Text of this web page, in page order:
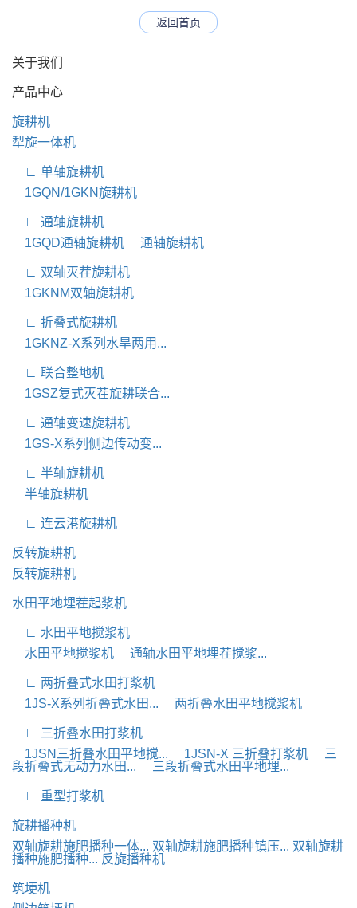
返回首页
关于我们
产品中心
旋耕机
犁旋一体机
∟ 单轴旋耕机
1GQN/1GKN旋耕机
∟ 通轴旋耕机
1GQD通轴旋耕机
通轴旋耕机
∟ 双轴灭茬旋耕机
1GKNM双轴旋耕机
∟ 折叠式旋耕机
1GKNZ-X系列水旱两用...
∟ 联合整地机
1GSZ复式灭茬旋耕联合...
∟ 通轴变速旋耕机
1GS-X系列侧边传动变...
∟ 半轴旋耕机
半轴旋耕机
∟ 连云港旋耕机
反转旋耕机
反转旋耕机
水田平地埋茬起浆机
∟ 水田平地搅浆机
水田平地搅浆机
通轴水田平地埋茬搅浆...
∟ 两折叠式水田打浆机
1JS-X系列折叠式水田...
两折叠水田平地搅浆机
∟ 三折叠水田打浆机
1JSN三折叠水田平地搅...
1JSN-X 三折叠打浆机
三
段折叠式无动力水田...
三段折叠式水田平地埋...
∟ 重型打浆机
旋耕播种机
双轴旋耕施肥播种一体... 双轴旋耕施肥播种镇压... 双轴旋耕
播种施肥播种... 反旋播种机
筑埂机